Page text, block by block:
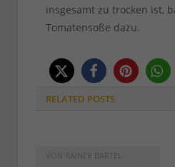
insgesamt zu trocken ist,
Tomatensoße dazu.
RELATED POSTS
VON RAINER BARTEL